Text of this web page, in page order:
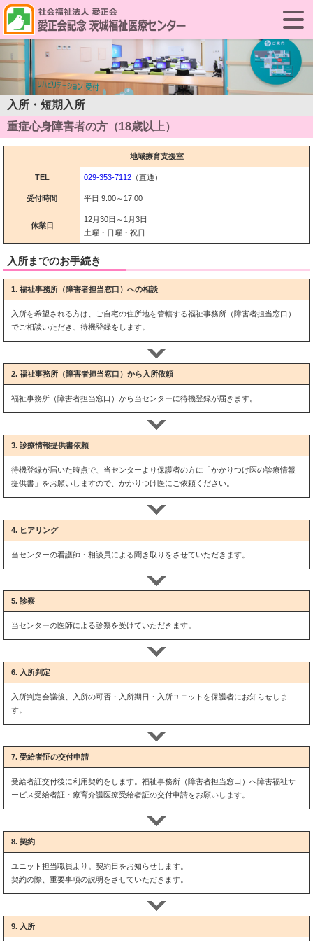
入所・短期入所
重症心身障害者の方（18歳以上）
地域療育支援室
TEL 029-353-7112 （直通）
受付時間 平日 9:00～17:00
休業日
12月30日～1月3日
土曜・日曜・祝日
入所までのお手続き
1. 福祉事務所（障害者担当窓口）への相談
入所を希望される方は、ご自宅の住所地を管轄する福祉事務所（障害者担当窓口）
でご相談いただき、待機登録をします。
2. 福祉事務所（障害者担当窓口）から入所依頼
福祉事務所（障害者担当窓口）から当センターに待機登録が届きます。
3. 診療情報提供書依頼
待機登録が届いた時点で、当センターより保護者の方に「かかりつけ医の診療情報
提供書」をお願いしますので、かかりつけ医にご依頼ください。
4. ヒアリング
当センターの看護師・相談員による聞き取りをさせていただきます。
5. 診察
当センターの医師による診察を受けていただきます。
6. 入所判定
入所判定会議後、入所の可否・入所期日・入所ユニットを保護者にお知らせしま
す。
7. 受給者証の交付申請
受給者証交付後に利用契約をします。福祉事務所（障害者担当窓口）へ障害福祉サ
ービス受給者証・療育介護医療受給者証の交付申請をお願いします。
8. 契約
ユニット担当職員より。契約日をお知らせします。
契約の際、重要事項の説明をさせていただきます。
9. 入所